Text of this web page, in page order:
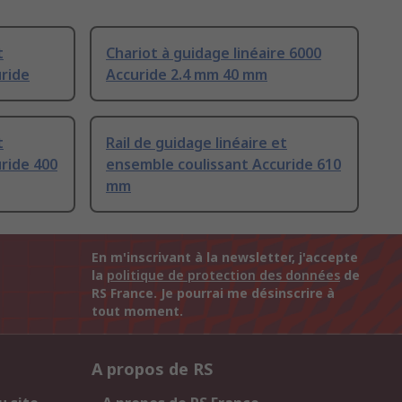
Chariot à guidage linéaire 6000
Accuride 2.4 mm 40 mm
400
Rail de guidage linéaire et
ensemble coulissant Accuride 610
mm
En m'inscrivant à la newsletter, j'accepte
la politique de protection des données de
RS France. Je pourrai me désinscrire à
tout moment.
A propos de RS